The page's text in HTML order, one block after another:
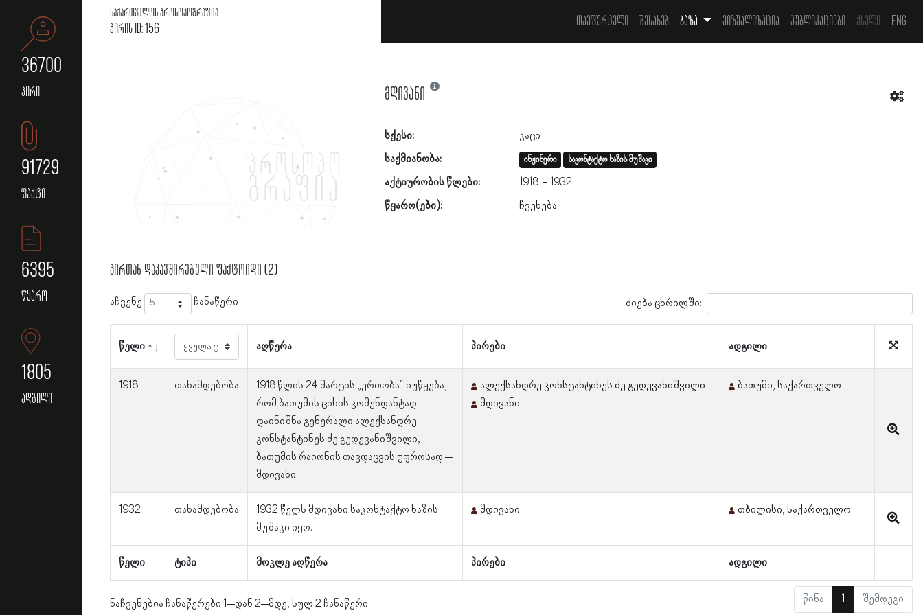
36700
პირი
91729
ფაქტი
6395
წყარო
1805
ადგილი
საქართველოს პროსოპოგრაფია
პირის ID: 156 თავფურცელი შესახებ ბაზა ვიზუალიზაცია პუბლიკაციები ქსელი Eng
მდივანი
სქესი:
კაცი
საქმიანობა:
ინჟინერი საკონტაქტო ხაზის მუშაკი
აქტიურობის წლები: 1918
1932
წყარო(ები):
ჩვენება
პირთან დაკავშირებული ფაქტოიდი (2)
აჩვენე ჩანაწერი ძიება ცხრილში:
წელი აღწერა პირები ადგილი
წელი ტიპი მოკლე აღწერა პირები ადგილი
1918 თანამდებობა
1918 წლის 24 მარტის „ერთობა“ იუწყება,
რომ ბათუმის ციხის კომენდანტად
დაინიშნა გენერალი ალექსანდრე
კონსტანტინეს ძე გედევანიშვილი,
ბათუმის რაიონის თავდაცვის უფროსად –
მდივანი.
ალექსანდრე კონსტანტინეს ძე გედევანიშვილი
მდივანი
ბათუმი, საქართველო
1932 თანამდებობა
1932 წელს მდივანი საკონტაქტო ხაზის
მუშაკი იყო.
მდივანი თბილისი, საქართველო
ნაჩვენებია ჩანაწერები 1–დან 2–მდე, სულ 2 ჩანაწერი წინა 1 შემდეგი